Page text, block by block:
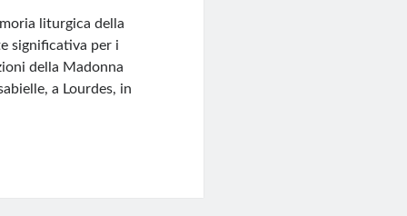
liturgica della
significativa per i
della Madonna
a Lourdes, in